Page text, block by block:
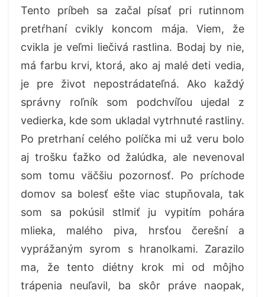
Tento príbeh sa začal písať pri rutinnom
pretŕhaní cvikly koncom mája. Viem, že
cvikla je veľmi liečivá rastlina. Bodaj by nie,
má farbu krvi, ktorá, ako aj malé deti vedia,
je pre život nepostrádateľná. Ako každý
správny roľník som podchvíľou ujedal z
vedierka, kde som ukladal vytrhnuté rastliny.
Po pretrhaní celého políčka mi už veru bolo
aj trošku ťažko od žalúdka, ale nevenoval
som tomu väčšiu pozornosť. Po príchode
domov sa bolesť ešte viac stupňovala, tak
som sa pokúsil stlmiť ju vypitím pohára
mlieka, malého piva, hrsťou čerešní a
vyprážaným syrom s hranolkami. Zarazilo
ma, že tento diétny krok mi od môjho
trápenia neuľavil, ba skôr práve naopak,